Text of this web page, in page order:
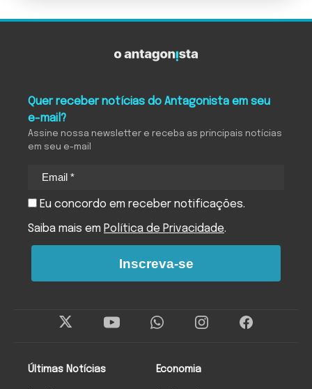
Últimas Notícias Economia
Quer receber notícias do Antagonista em seu
e-mail?
Assine nossa newsletter e receba as principais notícias
em seu e-mail
Eu concordo em receber notificações.
Saiba mais em Política de Privacidade.
Inscreva-se